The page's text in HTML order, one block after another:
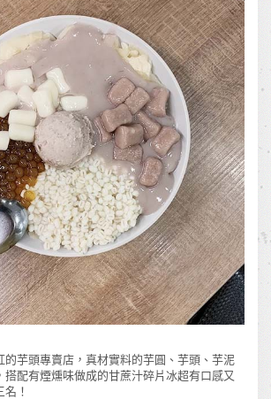
的芋頭專賣店，真材實料的芋圓、芋頭、芋泥
搭配有煙燻味做成的甘蔗汁碎片冰超有口感又
！